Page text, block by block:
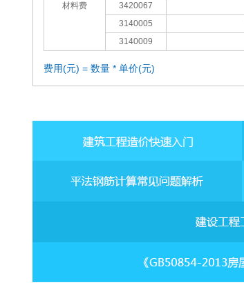
材料费
3420067
3140005
3140009
费用(元) = 数量 * 单价(元)